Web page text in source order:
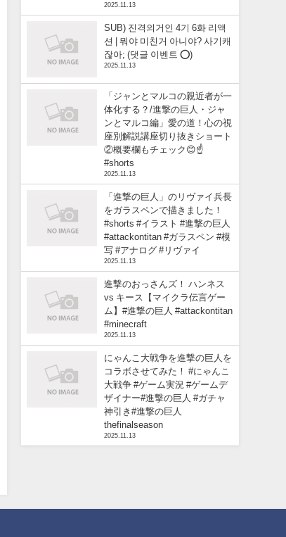
2025.11.13
SUB) 진격의거인 4기 6화 리액
션 | 뭐야 미친거 아니야? 사기캐
잖아; (댓글 이벤트 ⭕)
2025.11.13
「ジャンとマルコの親近者が一
体化する？/進撃の巨人・ジャ
ンとマルコ編」愛の道！心の視
座別解説講座切り抜きショート
②概要欄もチェック😊☝️
#shorts
2025.11.13
「進撃の巨人」のリヴァイ兵長
をガラスペンで描きました！
#shorts #イラスト #進撃の巨人
#attackontitan #ガラスペン #模
写 #アナログ #リヴァイ
2025.11.13
進撃のおっさんズ！ ハンネス
vs キース【マイクラ伝言ゲー
ム】#進撃の巨人 #attackontitan
#minecraft
2025.11.13
にゃんこ大戦争を進撃の巨人を
コラボさせてみた！ #にゃんこ
大戦争 #ゲーム実況 #ゲームデ
ザイナー#進撃の巨人 #ガチャ
神引き#進撃の巨人
thefinalseason
2025.11.13